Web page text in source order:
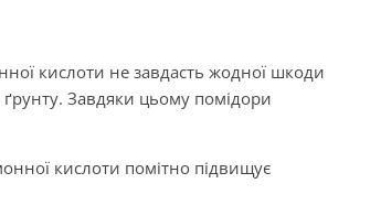
кислоти не завдасть жодної шкоди
Завдяки цьому помідори
кислоти помітно підвищує